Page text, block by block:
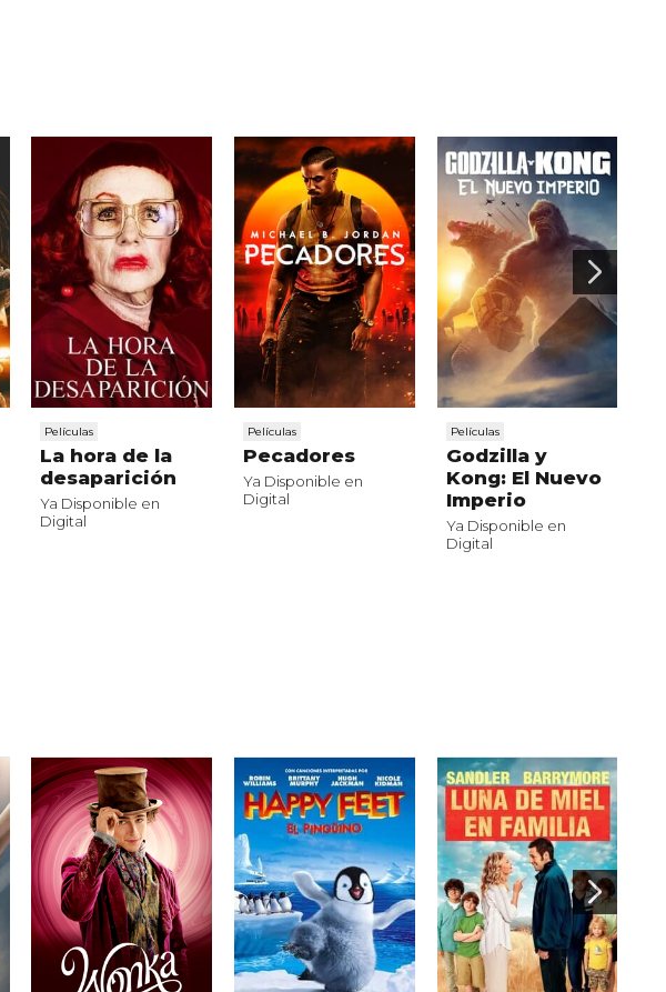
Películas
La hora de la
desaparición
Ya Disponible en
Digital
Películas
Pecadores
Ya Disponible en
Digital
Películas
Godzilla y
Kong: El Nuevo
Imperio
Ya Disponible en
Digital